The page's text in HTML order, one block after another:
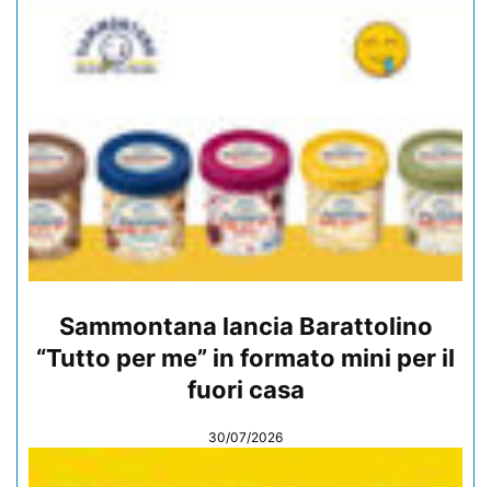
Sammontana lancia Barattolino
“Tutto per me” in formato mini per il
fuori casa
30/07/2026